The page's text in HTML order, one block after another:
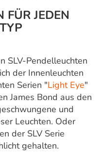
FÜR JEDEN
SLV-Pendelleuchten
der Innenleuchten
Serien "Light Eye"
James Bond aus den
und
Leuchten. Oder
der SLV Serie
gehalten.